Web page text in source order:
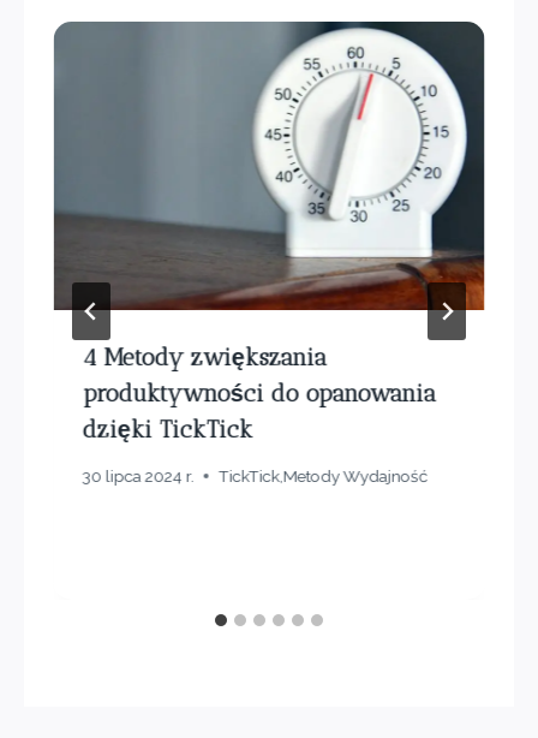
4 Metody zwiększania
produktywności do opanowania
dzięki TickTick
30 lipca 2024 r. TickTick,Metody Wydajność